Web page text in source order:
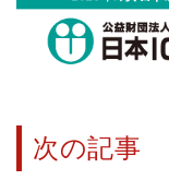
次の記事